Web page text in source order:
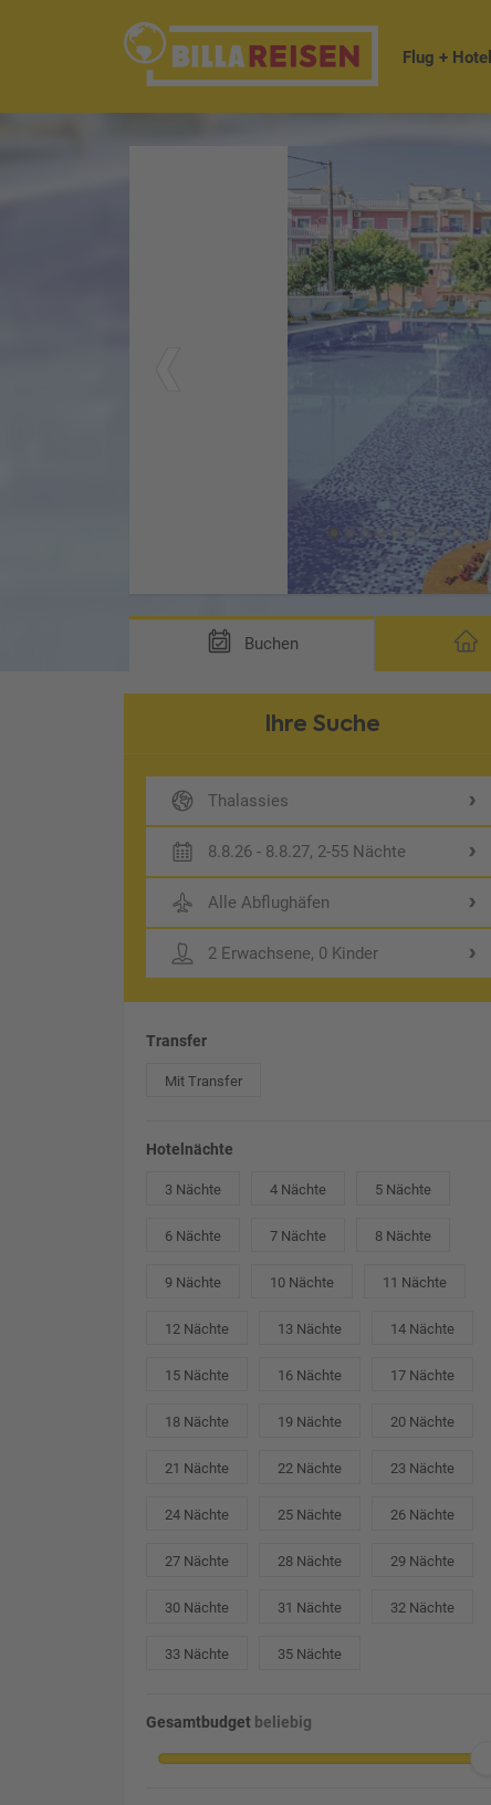
Flug + Hotel
Buchen
Ihre Suche
Thalassies
8.8.26 - 8.8.27, 2-55 Nächte
Alle Abflughäfen
2 Erwachsene, 0 Kinder
Transfer
Mit Transfer
Hotelnächte
3 Nächte 4 Nächte 5 Nächte
6 Nächte 7 Nächte 8 Nächte
9 Nächte 10 Nächte 11 Nächte
12 Nächte 13 Nächte 14 Nächte
15 Nächte 16 Nächte 17 Nächte
18 Nächte 19 Nächte 20 Nächte
21 Nächte 22 Nächte 23 Nächte
24 Nächte 25 Nächte 26 Nächte
27 Nächte 28 Nächte 29 Nächte
30 Nächte 31 Nächte 32 Nächte
33 Nächte 35 Nächte
Gesamtbudget beliebig